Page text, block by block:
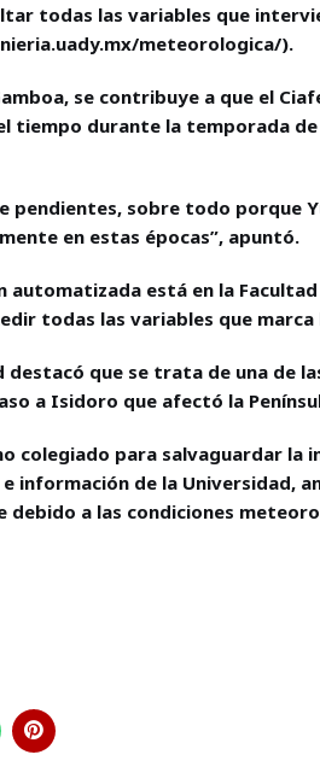
todas las variables que
meteorologica/).
se contribuye a que el
tiempo durante la temporada
pendientes, sobre todo porque
en estas épocas”, apuntó.
automatizada está en la
todas las variables que
que se trata de una de
a Isidoro que afectó la
colegiado para salvaguardar
información de la Universidad,
a las condiciones